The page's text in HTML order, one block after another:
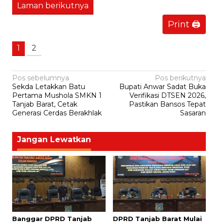
Laman berikutnya
Print 🖨
1 2
Navigasi
pos
Pos sebelumnya
Sekda Letakkan Batu
Pertama Mushola SMKN 1
Tanjab Barat, Cetak
Generasi Cerdas Berakhlak
Pos berikutnya
Bupati Anwar Sadat Buka
Verifikasi DTSEN 2026,
Pastikan Bansos Tepat
Sasaran
Jangan Lewatkan
Banggar DPRD Tanjab
DPRD Tanjab Barat Mulai